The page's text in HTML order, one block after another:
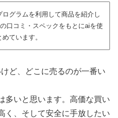
グラムを利用して商品を紹介し
口コミ・スペックをもとにaiを使
ています。
ど、どこに売るのが一番い
多いと思います。高価な買い
く、そして安全に手放したい